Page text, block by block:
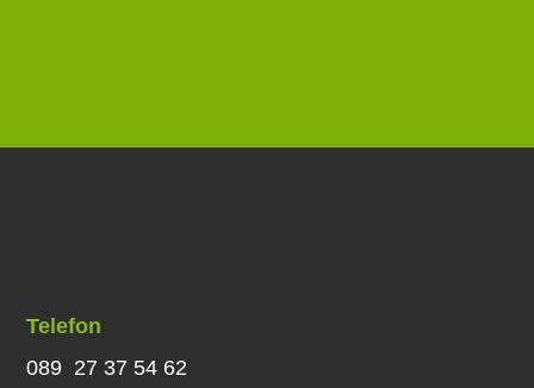
Telefon
089 27 37 54 62